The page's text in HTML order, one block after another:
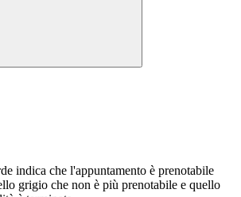
indica che l'appuntamento è prenotabile
grigio che non è più prenotabile e quello